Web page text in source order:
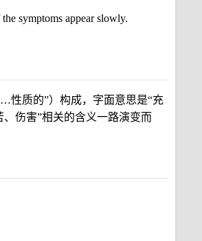
symptoms appear slowly.
质的”）构成，字面意思是“充
、伤害”相关的含义一路演变而